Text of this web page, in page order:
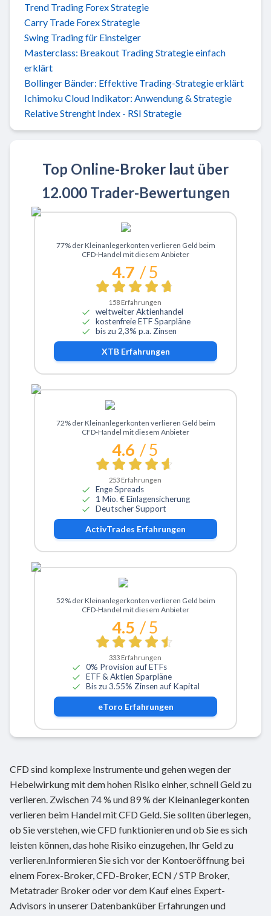
Trend Trading Forex Strategie
Carry Trade Forex Strategie
Swing Trading für Einsteiger
Masterclass: Breakout Trading Strategie einfach
erklärt
Bollinger Bänder: Effektive Trading-Strategie erklärt
Ichimoku Cloud Indikator: Anwendung & Strategie
Relative Strenght Index - RSI Strategie
Top Online-Broker laut über
12.000 Trader-Bewertungen
Zu XTB
77% der Kleinanlegerkonten verlieren Geld beim
CFD-Handel mit diesem Anbieter
4.7 / 5
158 Erfahrungen
weltweiter Aktienhandel
kostenfreie ETF Sparpläne
bis zu 2,3% p.a. Zinsen
XTBErfahrungen
Zu ActivTrades
72% der Kleinanlegerkonten verlieren Geld beim
CFD-Handel mit diesem Anbieter
4.6 / 5
253 Erfahrungen
Enge Spreads
1 Mio. € Einlagensicherung
Deutscher Support
ActivTrades Erfahrungen
Zu eToro
52% der Kleinanlegerkonten verlieren Geld beim
CFD-Handel mit diesem Anbieter
4.5 / 5
333 Erfahrungen
0% Provision auf ETFs
ETF & Aktien Sparpläne
Bis zu 3.55% Zinsen auf Kapital
eToro Erfahrungen
CFD sind komplexe Instrumente und gehen wegen der
Hebelwirkung mit dem hohen Risiko einher, schnell Geld zu
verlieren. Zwischen 74 % und 89 % der Kleinanlegerkonten
verlieren beim Handel mit CFD Geld. Sie sollten überlegen,
ob Sie verstehen, wie CFD funktionieren und ob Sie es sich
leisten können, das hohe Risiko einzugehen, Ihr Geld zu
verlieren.Informieren Sie sich vor der Kontoeröffnung bei
einem Forex-Broker, CFD-Broker, ECN / STP Broker,
Metatrader Broker oder vor dem Kauf eines Expert-
Advisors in unserer Datenbanküber Erfahrungen und